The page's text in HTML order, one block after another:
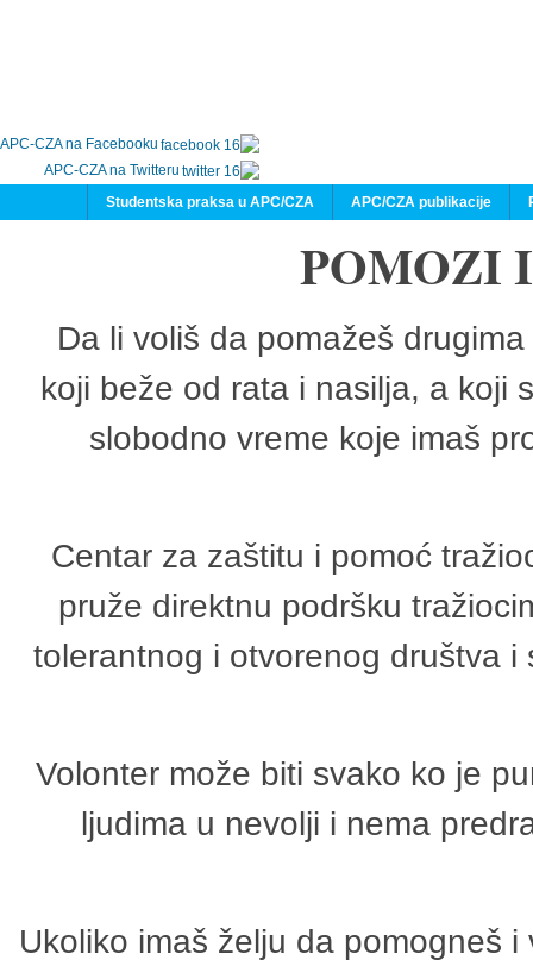
APC-CZA na Facebooku
APC-CZA na Twitteru
APC/CZA publikacije
Studentska praksa u APC/CZA
POMOZI
Da li voliš da pomažeš
koji beže od rata i nasilja, a koji
slobodno vreme koje imaš
Centar za zaštitu i pomoć
pruže direktnu podršku
tolerantnog i otvorenog društva
Volonter može biti svako ko je
ljudima u nevolji i nema
Ukoliko imaš želju da pomogneš